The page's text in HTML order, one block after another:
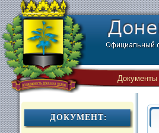
Документы
ДОКУМЕНТ: